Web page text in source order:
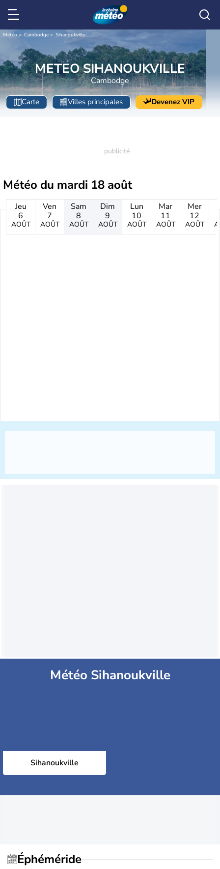
Météo Cambodge Sihanoukville
METEO SIHANOUKVILLE
Cambodge
Carte Villes principales Devenez VIP
Météo du mardi 18 août
Jeu
6
AOÛT
Ven
7
AOÛT
Sam
8
AOÛT
Dim
9
AOÛT
Lun
10
AOÛT
Mar
11
AOÛT
Mer
12
AOÛT
Météo Sihanoukville
Sihanoukville
Éphéméride